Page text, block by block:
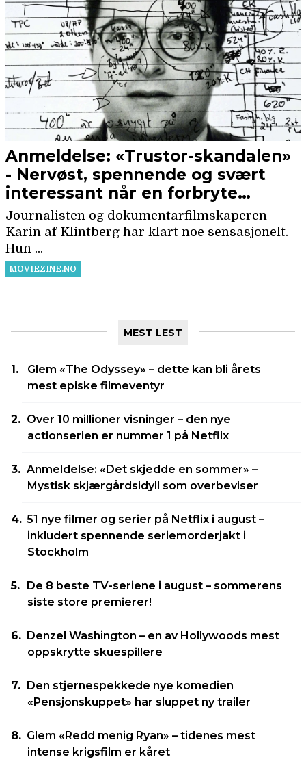
MEST LEST
Glem «The Odyssey» – dette kan bli årets
mest episke filmeventyr
Over 10 millioner visninger – den nye
actionserien er nummer 1 på Netflix
Anmeldelse: «Det skjedde en sommer» –
Mystisk skjærgårdsidyll som overbeviser
51 nye filmer og serier på Netflix i august –
inkludert spennende seriemorderjakt i
Stockholm
De 8 beste TV-seriene i august – sommerens
siste store premierer!
Denzel Washington – en av Hollywoods mest
oppskrytte skuespillere
Den stjernespekkede nye komedien
«Pensjonskuppet» har sluppet ny trailer
Glem «Redd menig Ryan» – tidenes mest
intense krigsfilm er kåret